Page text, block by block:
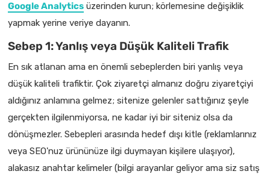
Google Analytics üzerinden kurun; körlemesine değişiklik
yapmak yerine veriye dayanın.
Sebep 1: Yanlış veya Düşük Kaliteli Trafik
En sık atlanan ama en önemli sebeplerden biri yanlış veya
düşük kaliteli trafiktir. Çok ziyaretçi almanız doğru ziyaretçiyi
aldığınız anlamına gelmez; sitenize gelenler sattığınız şeyle
gerçekten ilgilenmiyorsa, ne kadar iyi bir siteniz olsa da
dönüşmezler. Sebepleri arasında hedef dışı kitle (reklamlarınız
veya SEO'nuz ürününüze ilgi duymayan kişilere ulaşıyor),
alakasız anahtar kelimeler (bilgi arayanlar geliyor ama siz satış